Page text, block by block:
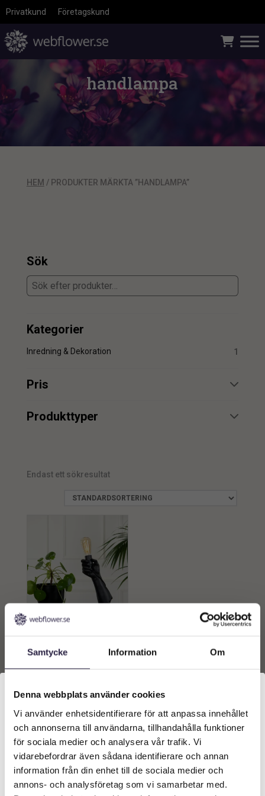
Samtycke Information Om
Denna webbplats använder cookies
Vi använder enhetsidentifierare för att anpassa innehållet
och annonserna till användarna, tillhandahålla funktioner
för sociala medier och analysera vår trafik. Vi
vidarebefordrar även sådana identifierare och annan
information från din enhet till de sociala medier och
annons- och analysföretag som vi samarbetar med.
Privatkund Företagskund
handlampa
HEM / PRODUKTER MÄRKTA ”HANDLAMPA”
Sök
Kategorier
Inredning & Dekoration 1
Pris
min.
min.
Produkttyper
Endast ett sökresultat
509
Lägg till i
Välkommen till Webflower
Vilken typ av kund är du? Du kan alltid justera ditt val
längst upp på sidan.
Företagskund (exkl. moms)